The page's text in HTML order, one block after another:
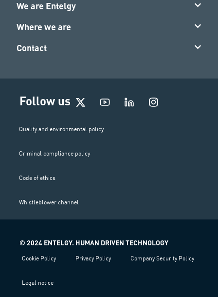
We are Entelgy
Where we are
Contact
Follow us
I
n
Quality and environmental policy
Criminal compliance policy
Code of ethics
Whistleblower channel
© 2024 ENTELGY. HUMAN DRIVEN TECHNOLOGY
Cookie Policy Privacy Policy Company Security Policy
Legal notice